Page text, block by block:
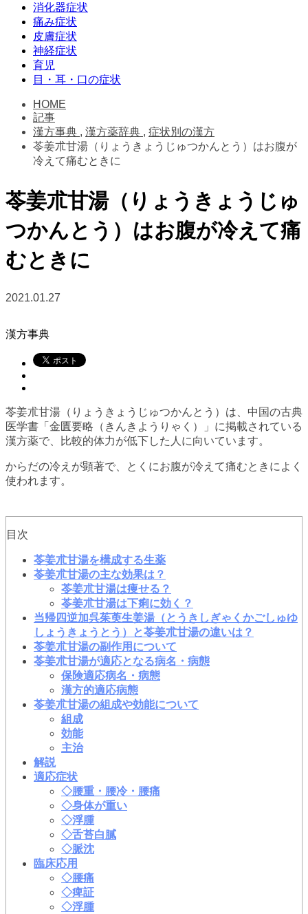
消化器症状
痛み症状
皮膚症状
神経症状
育児
目・耳・口の症状
HOME
記事
漢方事典 , 漢方薬辞典 , 症状別の漢方
苓姜朮甘湯（りょうきょうじゅつかんとう）はお腹が
冷えて痛むときに
苓姜朮甘湯（りょうきょうじゅ
つかんとう）はお腹が冷えて痛
むときに
2021.01.27
漢方事典
苓姜朮甘湯（りょうきょうじゅつかんとう）は、中国の古典
医学書「金匱要略（きんきようりゃく）」に掲載されている
漢方薬で、比較的体力が低下した人に向いています。
からだの冷えが顕著で、とくにお腹が冷えて痛むときによく
使われます。
目次
苓姜朮甘湯を構成する生薬
苓姜朮甘湯の主な効果は？
苓姜朮甘湯は痩せる？
苓姜朮甘湯は下痢に効く？
当帰四逆加呉茱萸生姜湯（とうきしぎゃくかごしゅゆ
しょうきょうとう）と苓姜朮甘湯の違いは？
苓姜朮甘湯の副作用について
苓姜朮甘湯が適応となる病名・病態
保険適応病名・病態
漢方的適応病態
苓姜朮甘湯の組成や効能について
組成
効能
主治
解説
適応症状
◇腰重・腰冷・腰痛
◇身体が重い
◇浮腫
◇舌苔白膩
◇脈沈
臨床応用
◇腰痛
◇痺証
◇浮腫